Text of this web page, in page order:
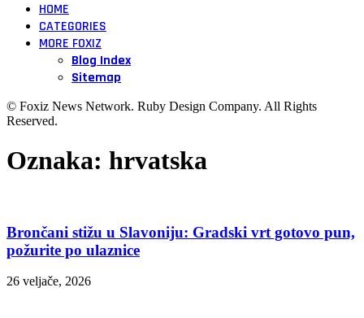
HOME
CATEGORIES
MORE FOXIZ
Blog Index
Sitemap
© Foxiz News Network. Ruby Design Company. All Rights
Reserved.
Oznaka: hrvatska
Brončani stižu u Slavoniju: Gradski vrt gotovo pun,
požurite po ulaznice
26 veljače, 2026